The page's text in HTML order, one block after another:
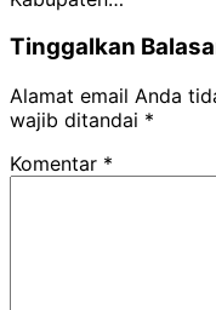
Tinggalkan
Alamat email Anda
wajib ditandai *
Komentar *